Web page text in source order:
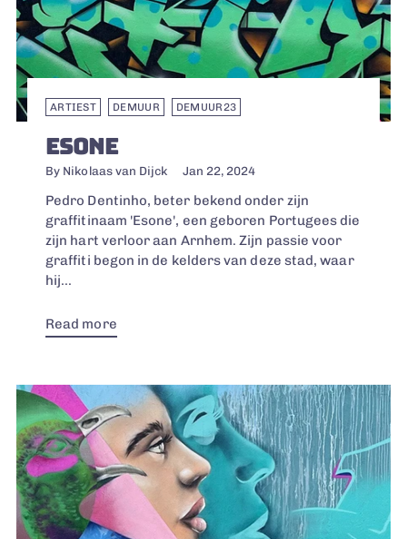
ARTIEST DEMUUR DEMUUR23
ESONE
By Nikolaas van Dijck Jan 22, 2024
Pedro Dentinho, beter bekend onder zijn
graffitinaam 'Esone', een geboren Portugees die
zijn hart verloor aan Arnhem. Zijn passie voor
graffiti begon in de kelders van deze stad, waar
hij...
Read more